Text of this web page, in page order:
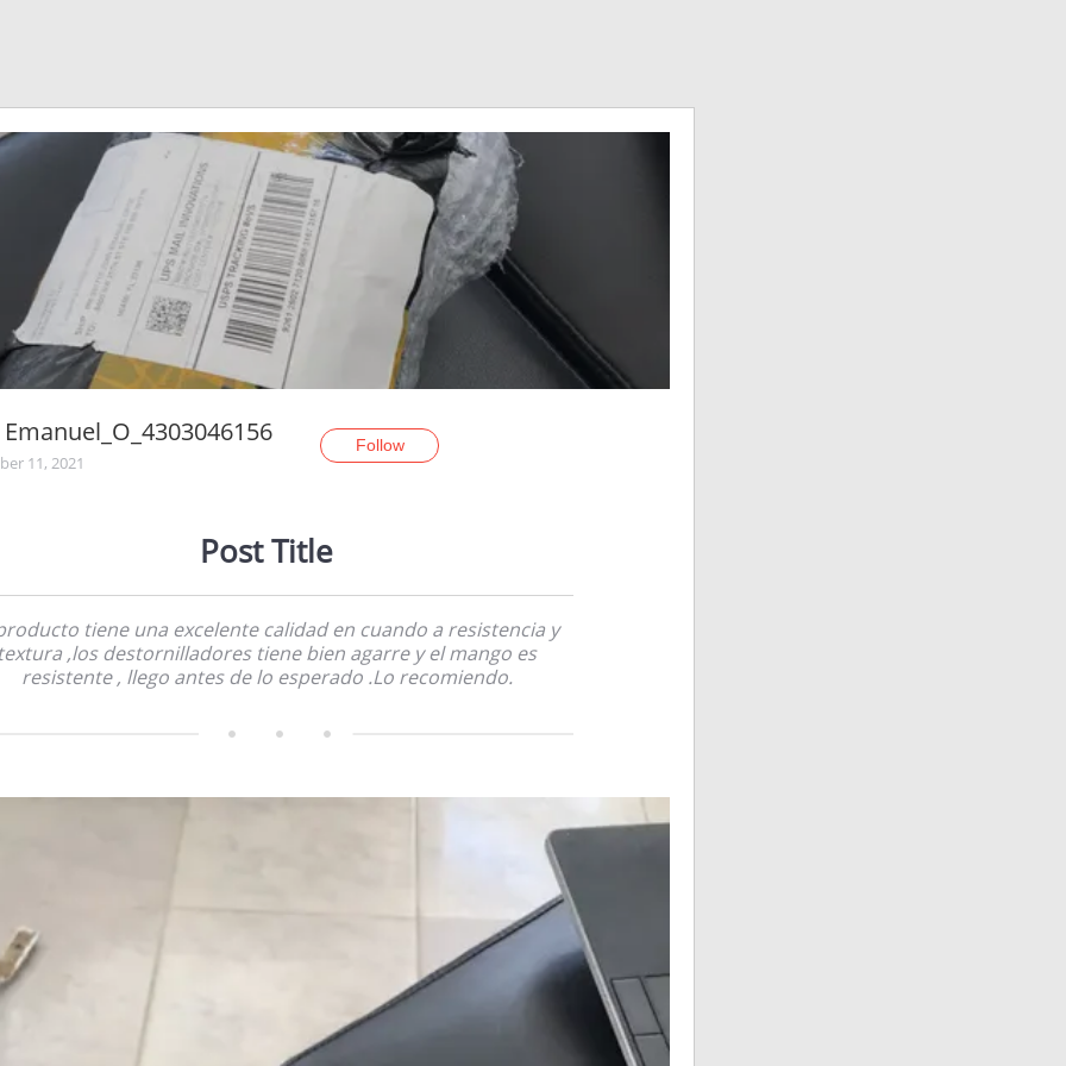
Emanuel_O_4303046156
11, 2021
Follow
Post Title
tiene una excelente calidad en cuando a resistencia y
,los destornilladores tiene bien agarre y el mango es
resistente , llego antes de lo esperado .Lo recomiendo.